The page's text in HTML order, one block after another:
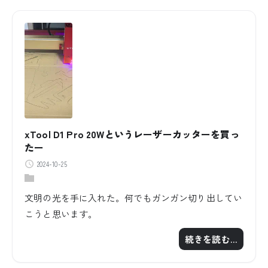
xTool D1 Pro 20Wというレーザーカッターを買っ
たー
2024-10-25
文明の光を手に入れた。何でもガンガン切り出してい
こうと思います。
続きを読む…